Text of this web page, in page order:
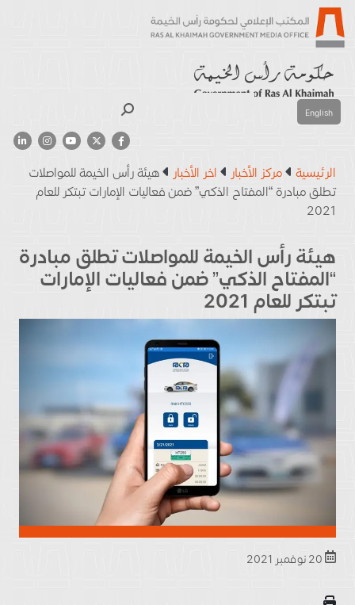
English
الرئيسية مركز الأخبار اخر الأخبار
هيئة رأس الخيمة للمواصلات
تطلق مبادرة “المفتاح الذكي” ضمن فعاليات الإمارات تبتكر للعام
2021
هيئة رأس الخيمة للمواصلات تطلق مبادرة
“المفتاح الذكي” ضمن فعاليات الإمارات
تبتكر للعام 2021